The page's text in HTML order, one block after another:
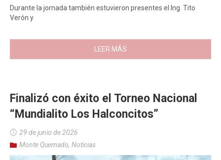
Durante la jornada también estuvieron presentes el Ing. Tito
Verón y
LEER MÁS
Finalizó con éxito el Torneo Nacional
“Mundialito Los Halconcitos”
29 de junio de 2026
Monte Quemado, Noticias